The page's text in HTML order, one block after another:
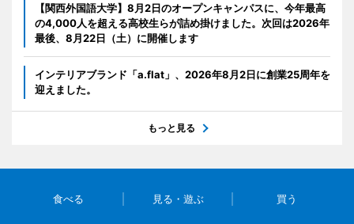
【関西外国語大学】8月2日のオープンキャンパスに、今年最高
の4,000人を超える高校生らが詰め掛けました。次回は2026年
最後、8月22日（土）に開催します
インテリアブランド「a.flat」、2026年8月2日に創業25周年を
迎えました。
もっと見る
食べる 見る・遊ぶ 買う